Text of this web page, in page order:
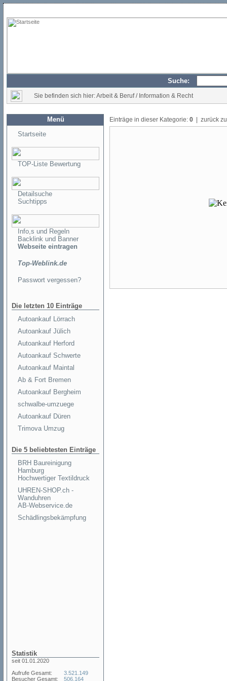
Suche:
Sie befinden sich hier: Arbeit & Beruf / Information & Recht
Menü
Startseite
TOP-Liste Bewertung
Detailsuche
Suchtipps
Info,s und Regeln
Backlink und Banner
Webseite eintragen
Top-Weblink.de
Passwort vergessen?
Die letzten 10 Einträge
Autoankauf Lörrach
Autoankauf Jülich
Autoankauf Herford
Autoankauf Schwerte
Autoankauf Maintal
Ab & Fort Bremen
Autoankauf Bergheim
schwalbe-umzuege
Autoankauf Düren
Trimova Umzug
Die 5 beliebtesten Einträge
BRH Baureinigung
Hamburg
Hochwertiger Textildruck
UHREN-SHOP.ch -
Wanduhren
AB-Webservice.de
Schädlingsbekämpfung
Statistik
seit 01.01.2020
Aufrufe Gesamt:
Besucher Gesamt:
3.521.149
506.164
Einträge in dieser Kategorie: 0 | zurück